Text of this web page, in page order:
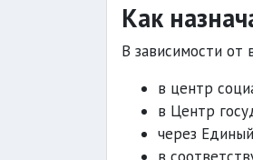
Как
В зависимости от
в центр
в Центр
через